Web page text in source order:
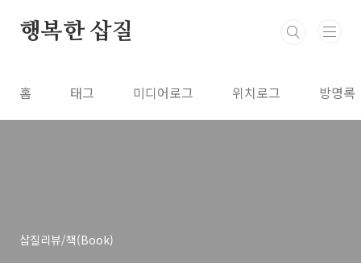
행복한 삽질
홈 태그 미디어로그 위치로그 방명록
삽질리뷰/책(Book)